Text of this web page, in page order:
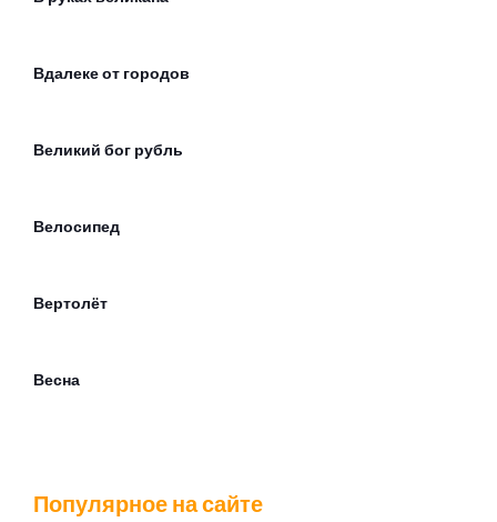
Вдалеке от городов
Великий бог рубль
Велосипед
Вертолёт
Весна
Популярное на сайте